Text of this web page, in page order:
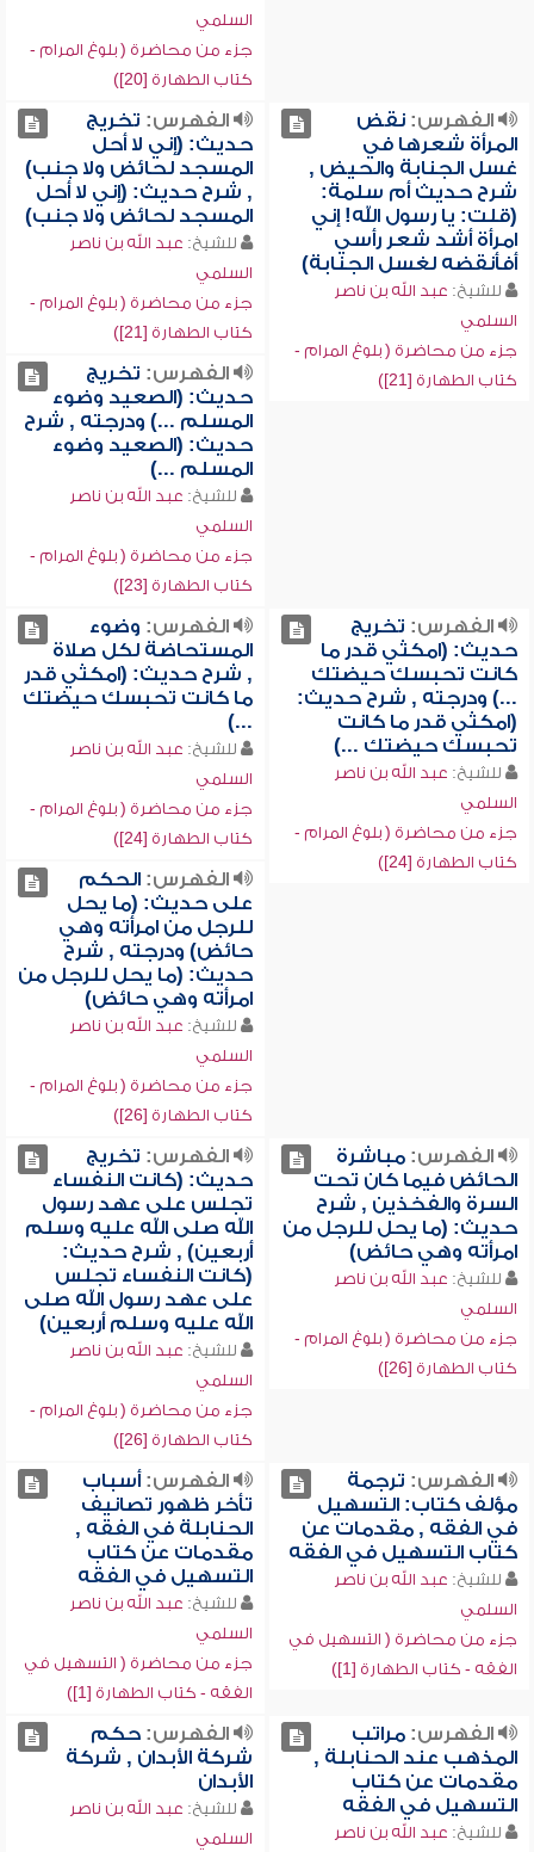
السلمي
جزء من محاضرة ( بلوغ المرام -
كتاب الطهارة [20])
الفهرس:نقض
المرأة شعرها في
غسل الجنابة والحيض ,
شرح حديث أم سلمة:
(قلت: يا رسول الله! إني
امرأة أشد شعر رأسي
أفأنقضه لغسل الجنابة)
للشيخ: عبد الله بن ناصر
السلمي
جزء من محاضرة ( بلوغ المرام -
كتاب الطهارة [21])
الفهرس: تخريج
حديث: (إني لا أحل
المسجد لحائض ولا جنب)
, شرح حديث: (إني لا أحل
المسجد لحائض ولا جنب)
للشيخ: عبد الله بن ناصر
السلمي
جزء من محاضرة ( بلوغ المرام -
كتاب الطهارة [21])
الفهرس: تخريج
حديث: (الصعيد وضوء
المسلم ...) ودرجته , شرح
حديث: (الصعيد وضوء
المسلم ...)
للشيخ: عبد الله بن ناصر
السلمي
جزء من محاضرة ( بلوغ المرام -
كتاب الطهارة [23])
الفهرس: تخريج
حديث: (امكثي قدر ما
كانت تحبسك حيضتك
...) ودرجته , شرح حديث:
(امكثي قدر ما كانت
تحبسك حيضتك ...)
للشيخ: عبد الله بن ناصر
السلمي
جزء من محاضرة ( بلوغ المرام -
كتاب الطهارة [24])
الفهرس: وضوء
المستحاضة لكل صلاة
, شرح حديث: (امكثي قدر
ما كانت تحبسك حيضتك
...)
للشيخ: عبد الله بن ناصر
السلمي
جزء من محاضرة ( بلوغ المرام -
كتاب الطهارة [24])
الفهرس:الحكم
على حديث: (ما يحل
للرجل من امرأته وهي
حائض) ودرجته , شرح
حديث: (ما يحل للرجل من
امرأته وهي حائض)
للشيخ: عبد الله بن ناصر
السلمي
جزء من محاضرة ( بلوغ المرام -
كتاب الطهارة [26])
الفهرس:مباشرة
الحائض فيما كان تحت
السرة والفخذين , شرح
حديث: (ما يحل للرجل من
امرأته وهي حائض)
للشيخ: عبد الله بن ناصر
السلمي
جزء من محاضرة ( بلوغ المرام -
كتاب الطهارة [26])
الفهرس: تخريج
حديث: (كانت النفساء
تجلس على عهد رسول
الله صلى الله عليه وسلم
أربعين) , شرح حديث:
(كانت النفساء تجلس
على عهد رسول الله صلى
الله عليه وسلم أربعين)
للشيخ: عبد الله بن ناصر
السلمي
جزء من محاضرة ( بلوغ المرام -
كتاب الطهارة [26])
الفهرس: ترجمة
مؤلف كتاب: التسهيل
في الفقه , مقدمات عن
كتاب التسهيل في الفقه
للشيخ: عبد الله بن ناصر
السلمي
جزء من محاضرة ( التسهيل في
الفقه - كتاب الطهارة [1])
الفهرس:أسباب
تأخر ظهور تصانيف
الحنابلة في الفقه ,
مقدمات عن كتاب
التسهيل في الفقه
للشيخ: عبد الله بن ناصر
السلمي
جزء من محاضرة ( التسهيل في
الفقه - كتاب الطهارة [1])
الفهرس:مراتب
المذهب عند الحنابلة ,
مقدمات عن كتاب
التسهيل في الفقه
للشيخ: عبد الله بن ناصر
الفهرس:حكم
شركة الأبدان , شركة
الأبدان
للشيخ: عبد الله بن ناصر
السلمي